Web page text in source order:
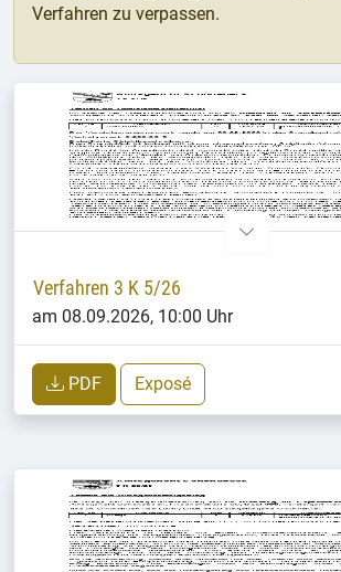
Verfahren zu verpassen.
Verfahren 3 K 5/26
am 08.09.2026, 10:00 Uhr
PDF Exposé